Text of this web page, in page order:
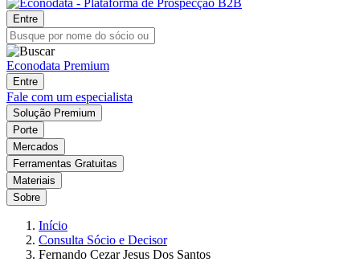
Entre
Econodata Premium
Entre
Fale com um especialista
Solução Premium
Porte
Mercados
Ferramentas Gratuitas
Materiais
Sobre
Início
Consulta Sócio e Decisor
Fernando Cezar Jesus Dos Santos